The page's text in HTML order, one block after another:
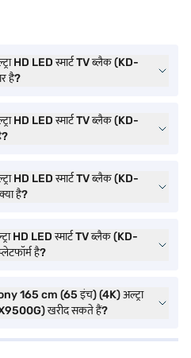
HD LED स्मार्ट TV ब्लैक (KD-
है?
HD LED स्मार्ट TV ब्लैक (KD-
HD LED स्मार्ट TV ब्लैक (KD-
है?
HD LED स्मार्ट TV ब्लैक (KD-
है?
165 cm (65 इंच) (4K) अल्ट्रा
खरीद सकते हैं?